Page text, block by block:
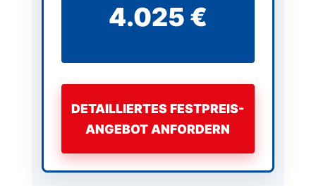
4.025 €
DETAILLIERTES FESTPREIS-
ANGEBOT ANFORDERN